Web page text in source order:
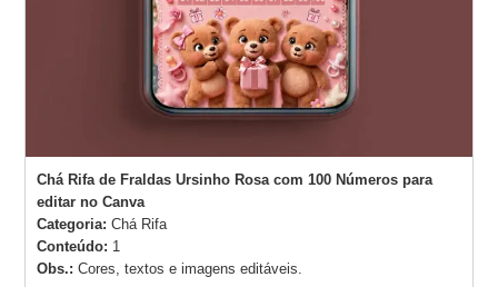
Chá Rifa de Fraldas Ursinho Rosa com 100 Números para
editar no Canva
Categoria:Chá Rifa
Conteúdo: 1
Obs.:Cores, textos e imagens editáveis.